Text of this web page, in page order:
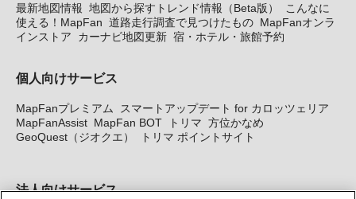
最新地図情報 地図から探すトレンド情報（Beta版）
こんなに
使える！MapFan 道路走行調査で見つけたもの MapFanオンラ
インストア
カーナビ地図更新 宿・ホテル・旅館予約
個人向けサービス
MapFanプレミアム
スマートアップデート for カロッツェリア
MapFanAssist MapFan BOT トリマ 方位かなめ
GeoQuest（ジオクエ）
トリマ ポイントサイト
法人向けサービス